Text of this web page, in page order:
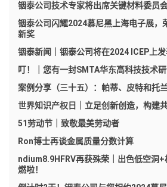
铟泰公司技术专家将出席关键材料委员
铟泰公司闪耀2024慕尼黑上海电子展，
新奖
铟泰新闻｜铟泰公司将在2024 ICEP上
叮！｜您有一封SMTA华东高科技技术
案例分享（三十五）：帕蒂、皮特和托
世界知识产权日｜立足创新创造，构建
51劳动节｜致敬最美劳动者
Ron博士再谈金属质量分数计算
ndium8.9HFRV再获殊荣｜出色低空洞
燃啦！